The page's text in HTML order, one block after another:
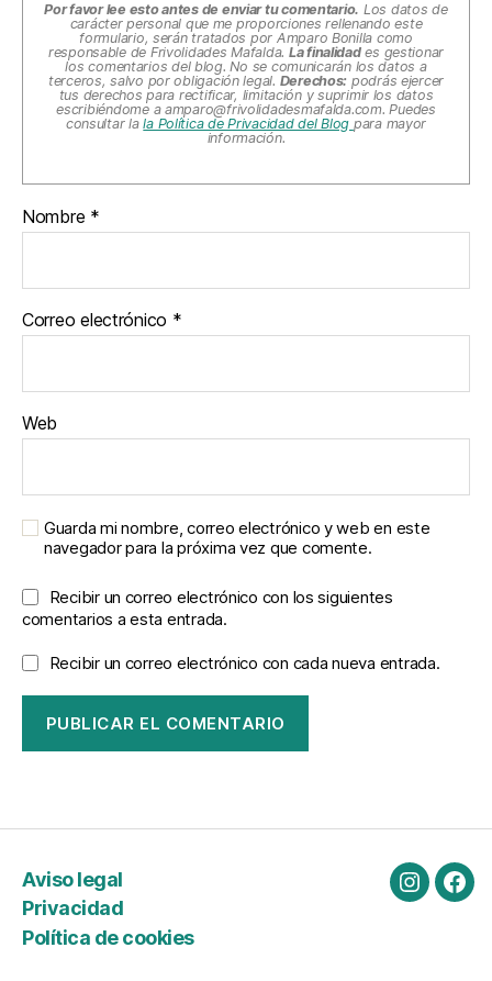
Por favor lee esto antes de enviar tu comentario. Los datos de
carácter personal que me proporciones rellenando este
formulario, serán tratados por Amparo Bonilla como
responsable de Frivolidades Mafalda. La finalidades gestionar
los comentarios del blog. No se comunicarán los datos a
terceros, salvo por obligación legal. Derechos: podrás ejercer
tus derechos para rectificar, limitación y suprimir los datos
escribiéndome a amparo@frivolidadesmafalda.com. Puedes
consultar lala Política de Privacidad del Blog para mayor
información.
Nombre *
Correo electrónico *
Web
Guarda mi nombre, correo electrónico y web en este
navegador para la próxima vez que comente.
Recibir un correo electrónico con los siguientes
comentarios a esta entrada.
Recibir un correo electrónico con cada nueva entrada.
Aviso legal
Privacidad
Política de cookies